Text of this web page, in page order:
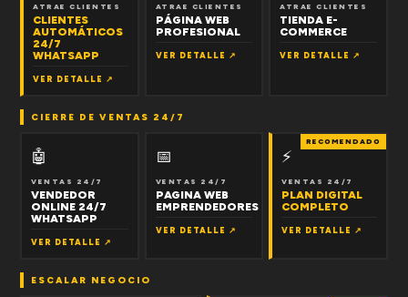
ATRAE CLIENTES
CLIENTES
AUTOMÁTICOS
24/7
WHATSAPP
VER DETALLE ↗
ATRAE CLIENTES
PÁGINA WEB
PROFESIONAL
VER DETALLE ↗
ATRAE CLIENTES
TIENDA E-
COMMERCE
VER DETALLE ↗
CIERRE DE VENTAS 24/7
🤖
VENTAS 24/7
VENDEDOR
ONLINE 24/7
WHATSAPP
VER DETALLE ↗
📅
VENTAS 24/7
PAGINA WEB
EMPRENDEDORES
VER DETALLE ↗
RECOMENDADO
⚡
VENTAS 24/7
PLAN DIGITAL
COMPLETO
VER DETALLE ↗
ESCALAR NEGOCIO